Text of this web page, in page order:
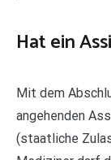
Hat ein
Mit dem
angehenden
(staatliche